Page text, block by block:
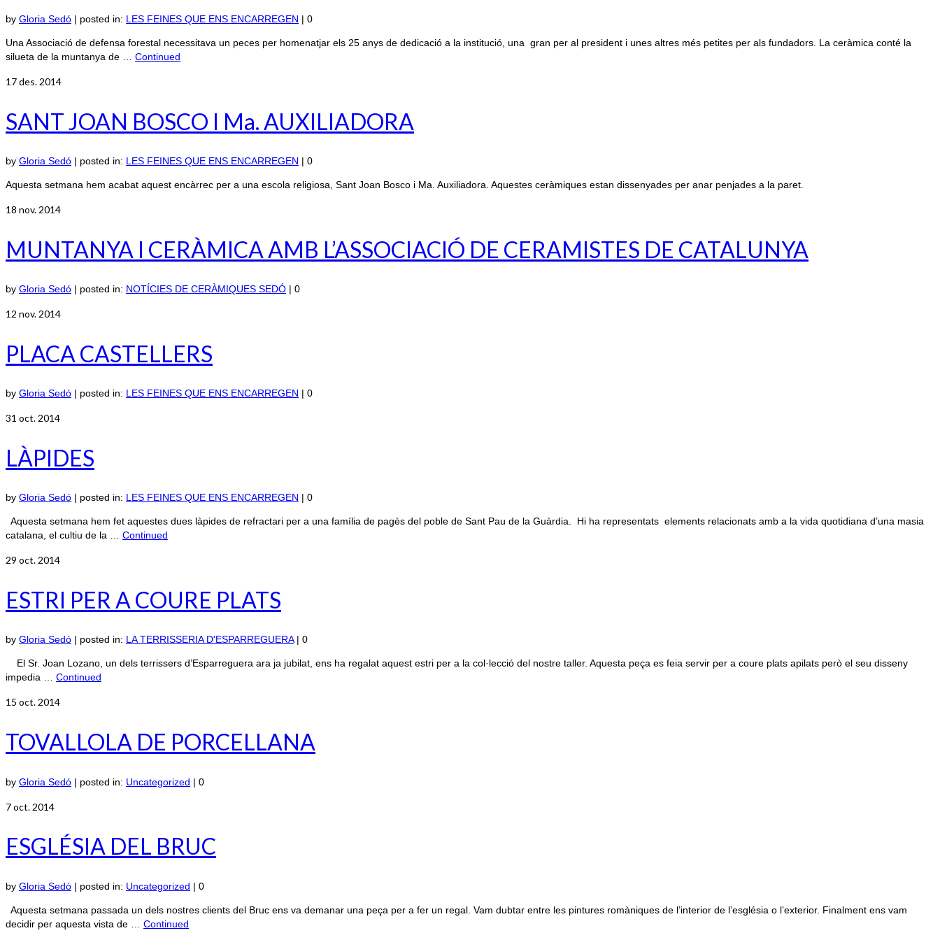
by Gloria Sedó | posted in: LES FEINES QUE ENS ENCARREGEN | 0
Una Associació de defensa forestal necessitava un peces per homenatjar els 25 anys de dedicació a la institució, una gran per al president i unes altres més petites per als fundadors. La ceràmica conté la
silueta de la muntanya de … Continued
17des. 2014
SANT JOAN BOSCO I Ma. AUXILIADORA
by Gloria Sedó | posted in: LES FEINES QUE ENS ENCARREGEN | 0
Aquesta setmana hem acabat aquest encàrrec per a una escola religiosa, Sant Joan Bosco i Ma. Auxiliadora. Aquestes ceràmiques estan dissenyades per anar penjades a la paret.
18 nov. 2014
MUNTANYA I CERÀMICA AMB L’ASSOCIACIÓ DE CERAMISTES DE CATALUNYA
by Gloria Sedó | posted in: NOTÍCIES DE CERÀMIQUES SEDÓ | 0
12 nov. 2014
PLACA CASTELLERS
by Gloria Sedó | posted in: LES FEINES QUE ENS ENCARREGEN | 0
31 oct. 2014
LÀPIDES
by Gloria Sedó | posted in: LES FEINES QUE ENS ENCARREGEN | 0
Aquesta setmana hem fet aquestes dues làpides de refractari per a una família de pagès del poble de Sant Pau de la Guàrdia. Hi ha representats elements relacionats amb a la vida quotidiana d’una masia
catalana, el cultiu de la … Continued
29 oct. 2014
ESTRI PER A COURE PLATS
by Gloria Sedó | posted in: LA TERRISSERIA D'ESPARREGUERA | 0
El Sr. Joan Lozano, un dels terrissers d’Esparreguera ara ja jubilat, ens ha regalat aquest estri per a la col·lecció del nostre taller. Aquesta peça es feia servir per a coure plats apilats però el seu disseny
impedia … Continued
15 oct. 2014
TOVALLOLA DE PORCELLANA
by Gloria Sedó | posted in: Uncategorized | 0
7oct. 2014
ESGLÉSIA DEL BRUC
by Gloria Sedó | posted in: Uncategorized | 0
Aquesta setmana passada un dels nostres clients del Bruc ens va demanar una peça per a fer un regal. Vam dubtar entre les pintures romàniques de l’interior de l’església o l’exterior. Finalment ens vam
decidir per aquesta vista de … Continued